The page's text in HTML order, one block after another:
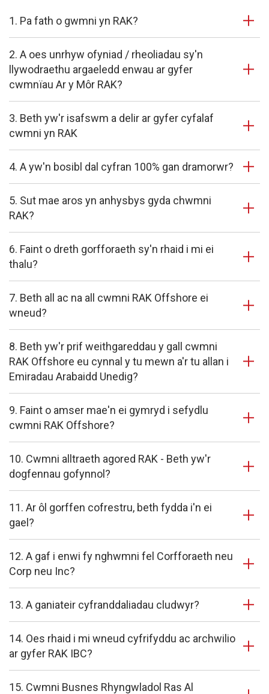
1. Pa fath o gwmni yn RAK?
2. A oes unrhyw ofyniad / rheoliadau sy'n
llywodraethu argaeledd enwau ar gyfer
cwmnïau Ar y Môr RAK?
3. Beth yw'r isafswm a delir ar gyfer cyfalaf
cwmni yn RAK
4. A yw'n bosibl dal cyfran 100% gan dramorwr?
5. Sut mae aros yn anhysbys gyda chwmni
RAK?
6. Faint o dreth gorfforaeth sy'n rhaid i mi ei
thalu?
7. Beth all ac na all cwmni RAK Offshore ei
wneud?
8. Beth yw'r prif weithgareddau y gall cwmni
RAK Offshore eu cynnal y tu mewn a'r tu allan i
Emiradau Arabaidd Unedig?
9. Faint o amser mae'n ei gymryd i sefydlu
cwmni RAK Offshore?
10. Cwmni alltraeth agored RAK - Beth yw'r
dogfennau gofynnol?
11. Ar ôl gorffen cofrestru, beth fydda i'n ei
gael?
12. A gaf i enwi fy nghwmni fel Corfforaeth neu
Corp neu Inc?
13. A ganiateir cyfranddaliadau cludwyr?
14. Oes rhaid i mi wneud cyfrifyddu ac archwilio
ar gyfer RAK IBC?
15. Cwmni Busnes Rhyngwladol Ras Al